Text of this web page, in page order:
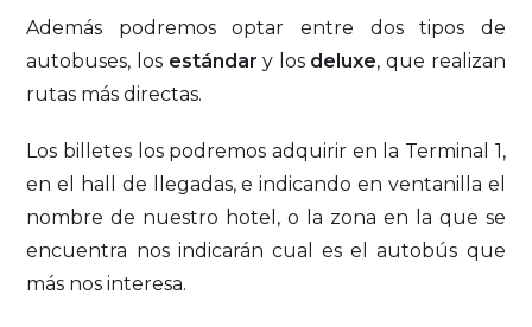
Además podremos optar entre dos tipos de
autobuses, los estándar y los deluxe, que realizan
rutas más directas.
Los billetes los podremos adquirir en la Terminal 1,
en el hall de llegadas, e indicando en ventanilla el
nombre de nuestro hotel, o la zona en la que se
encuentra nos indicarán cual es el autobús que
más nos interesa.